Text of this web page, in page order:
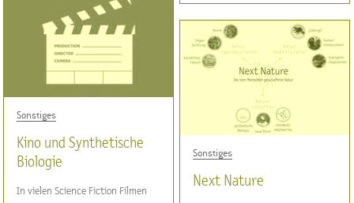
Sonstiges
Kino und Synthetische
Biologie
In vielen Science Fiction Filmen
Sonstiges
Next Nature